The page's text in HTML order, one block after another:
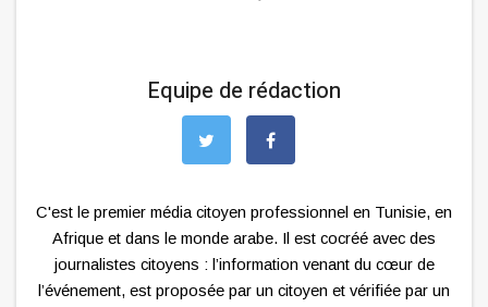
Equipe de rédaction
C'est le premier média citoyen professionnel en Tunisie, en
Afrique et dans le monde arabe. Il est cocréé avec des
journalistes citoyens : l’information venant du cœur de
l’événement, est proposée par un citoyen et vérifiée par un